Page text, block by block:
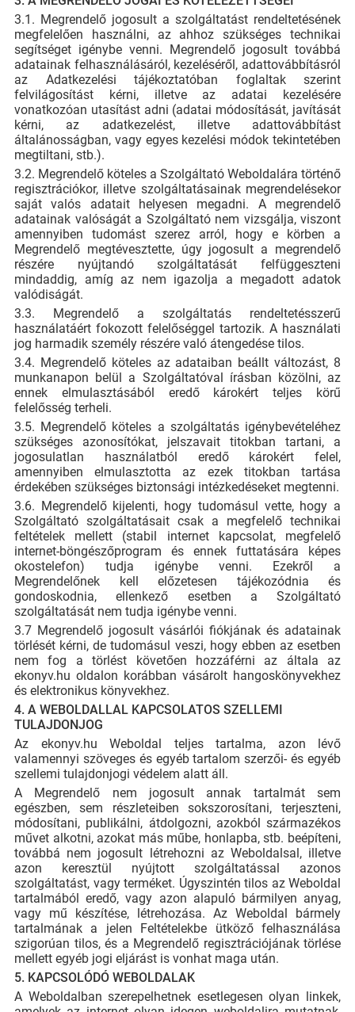
3.1. Megrendelő jogosult a szolgáltatást rendeltetésének
megfelelően használni, az ahhoz szükséges technikai
segítséget igénybe venni. Megrendelő jogosult továbbá
adatainak felhasználásáról, kezeléséről, adattovábbításról
az Adatkezelési tájékoztatóban foglaltak szerint
felvilágosítást kérni, illetve az adatai kezelésére
vonatkozóan utasítást adni (adatai módosítását, javítását
kérni, az adatkezelést, illetve adattovábbítást
általánosságban, vagy egyes kezelési módok tekintetében
megtiltani, stb.).
3.2. Megrendelő köteles a Szolgáltató Weboldalára történő
regisztrációkor, illetve szolgáltatásainak megrendelésekor
saját valós adatait helyesen megadni. A megrendelő
adatainak valóságát a Szolgáltató nem vizsgálja, viszont
amennyiben tudomást szerez arról, hogy e körben a
Megrendelő megtévesztette, úgy jogosult a megrendelő
részére nyújtandó szolgáltatását felfüggeszteni
mindaddig, amíg az nem igazolja a megadott adatok
valódiságát.
3.3. Megrendelő a szolgáltatás rendeltetésszerű
használatáért fokozott felelőséggel tartozik. A használati
jog harmadik személy részére való átengedése tilos.
3.4. Megrendelő köteles az adataiban beállt változást, 8
munkanapon belül a Szolgáltatóval írásban közölni, az
ennek elmulasztásából eredő károkért teljes körű
felelősség terheli.
3.5. Megrendelő köteles a szolgáltatás igénybevételéhez
szükséges azonosítókat, jelszavait titokban tartani, a
jogosulatlan használatból eredő károkért felel,
amennyiben elmulasztotta az ezek titokban tartása
érdekében szükséges biztonsági intézkedéseket megtenni.
3.6. Megrendelő kijelenti, hogy tudomásul vette, hogy a
Szolgáltató szolgáltatásait csak a megfelelő technikai
feltételek mellett (stabil internet kapcsolat, megfelelő
internet-böngészőprogram és ennek futtatására képes
okostelefon) tudja igénybe venni. Ezekről a
Megrendelőnek kell előzetesen tájékozódnia és
gondoskodnia, ellenkező esetben a Szolgáltató
szolgáltatását nem tudja igénybe venni.
3.7 Megrendelő jogosult vásárlói fiókjának és adatainak
törlését kérni, de tudomásul veszi, hogy ebben az esetben
nem fog a törlést követően hozzáférni az általa az
ekonyv.hu oldalon korábban vásárolt hangoskönyvekhez
és elektronikus könyvekhez.
4. A WEBOLDALLAL KAPCSOLATOS SZELLEMI
TULAJDONJOG
Az ekonyv.hu Weboldal teljes tartalma, azon lévő
valamennyi szöveges és egyéb tartalom szerzői- és egyéb
szellemi tulajdonjogi védelem alatt áll.
A Megrendelő nem jogosult annak tartalmát sem
egészben, sem részleteiben sokszorosítani, terjeszteni,
módosítani, publikálni, átdolgozni, azokból származékos
művet alkotni, azokat más műbe, honlapba, stb. beépíteni,
továbbá nem jogosult létrehozni az Weboldalsal, illetve
azon keresztül nyújtott szolgáltatással azonos
szolgáltatást, vagy terméket. Úgyszintén tilos az Weboldal
tartalmából eredő, vagy azon alapuló bármilyen anyag,
vagy mű készítése, létrehozása. Az Weboldal bármely
tartalmának a jelen Feltételekbe ütköző felhasználása
szigorúan tilos, és a Megrendelő regisztrációjának törlése
mellett egyéb jogi eljárást is vonhat maga után.
5. KAPCSOLÓDÓ WEBOLDALAK
A Weboldalban szerepelhetnek esetlegesen olyan linkek,